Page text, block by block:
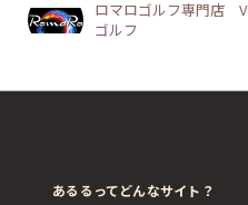
ロマロゴルフ専門店 V
ゴルフ
あるるってどんなサイト？